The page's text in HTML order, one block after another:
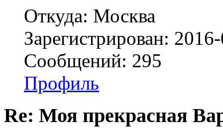
Откуда: Москва
Зарегистрирован:
Сообщений: 295
Профиль
Re: Моя прекрасная